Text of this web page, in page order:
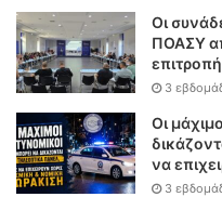
Οι
ΠΟΑΣΥ
3
Οι
να
3